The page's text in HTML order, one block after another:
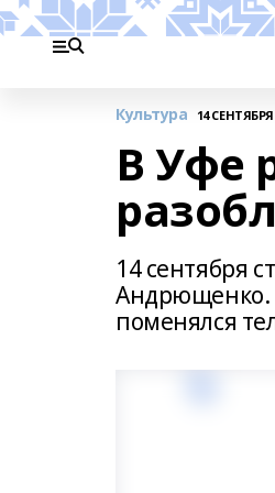
Культура 14 СЕНТЯБРЯ
В Уфе
14 сентября
Андрющенко.
поменялся